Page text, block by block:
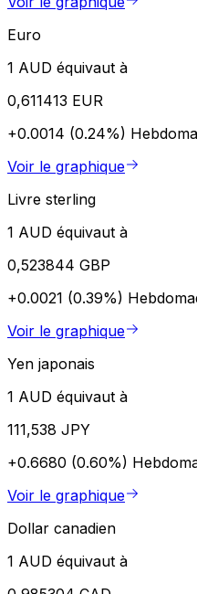
Euro
1 AUD équivaut à
0,611413 EUR
+0.0014 (0.24%)
Voir le graphique
Livre sterling
1 AUD équivaut à
0,523844 GBP
+0.0021 (0.39%)
Voir le graphique
Yen japonais
1 AUD équivaut à
111,538 JPY
+0.6680 (0.60%)
Voir le graphique
Dollar canadien
1 AUD équivaut à